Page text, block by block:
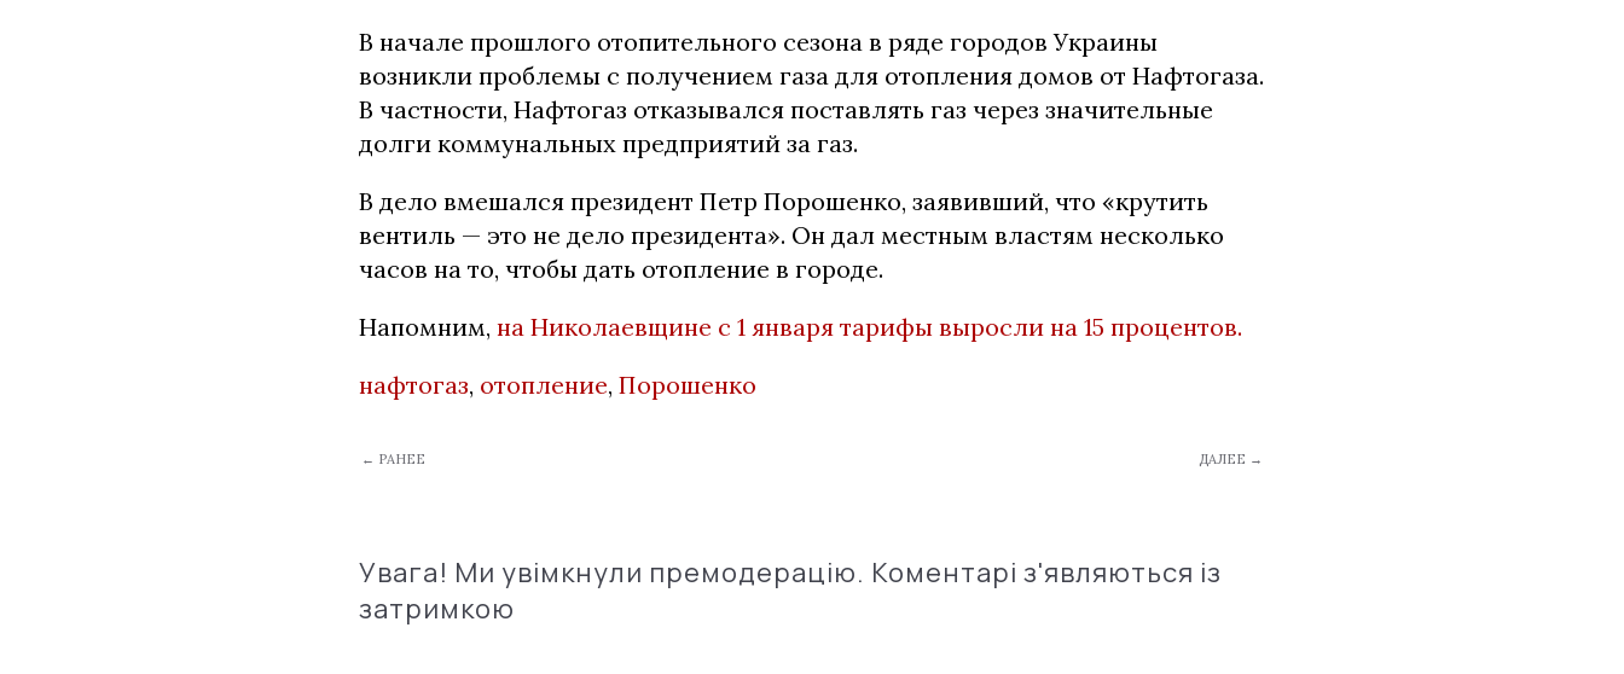
В начале прошлого отопительного сезона в ряде городов Украины
возникли проблемы с получением газа для отопления домов от Нафтогаза.
В частности, Нафтогаз отказывался поставлять газ через значительные
долги коммунальных предприятий за газ.
В дело вмешался президент Петр Порошенко, заявивший, что «крутить
вентиль — это не дело президента». Он дал местным властям несколько
часов на то, чтобы дать отопление в городе.
Напомним, на Николаевщине с 1 января тарифы выросли на 15 процентов.
нафтогаз, отопление, Порошенко
← РАНЕЕ ДАЛЕЕ →
Увага! Ми увімкнули премодерацію. Коментарі з'являються із
затримкою